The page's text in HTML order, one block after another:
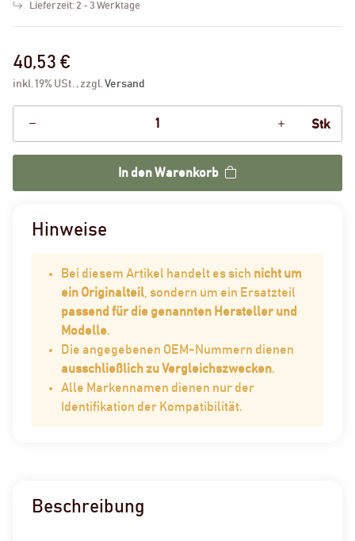
Lieferzeit: 2 - 3 Werktage
40,53 €
inkl. 19% USt. , zzgl.Versand
Stk
In den Warenkorb
Hinweise
Bei diesem Artikel handelt es sich nicht um
ein Originalteil, sondern um ein Ersatzteil
passend für die genannten Hersteller und
Modelle.
Die angegebenen OEM-Nummern dienen
ausschließlich zu Vergleichszwecken.
Alle Markennamen dienen nur der
Identifikation der Kompatibilität.
Beschreibung